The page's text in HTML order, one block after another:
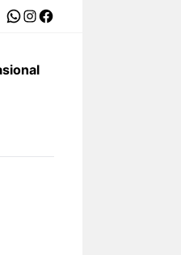
WhatsApp
Instagram
Facebook